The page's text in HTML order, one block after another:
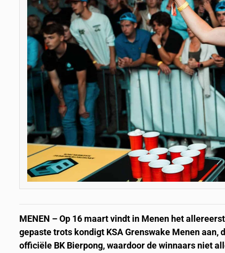
MENEN – Op 16 maart vindt in Menen het
gepaste trots kondigt KSA Grenswake Menen
officiële BK Bierpong, waardoor de winnaars niet